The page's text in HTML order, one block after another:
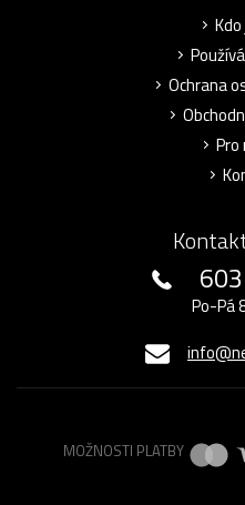
Ochrana
Pro
Po-Pá
MOŽNOSTI PLATBY